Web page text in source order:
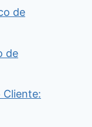
de
de
Cliente: